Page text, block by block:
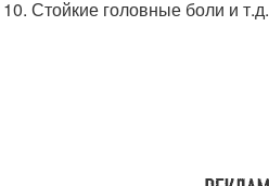
Стойкие головные боли и т.д.